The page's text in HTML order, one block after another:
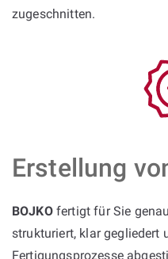
zugeschnitten.
Erstellung
BOJKOfertigt für Sie
strukturiert, klar gegliedert
Fertigungsprozesse